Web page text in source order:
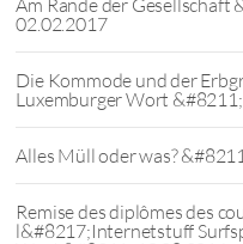
Am Rande der Gesellschaft
02.02.2017
Die Kommode und der
Luxemburger Wort
Alles Müll oder was?
Remise des diplômes des
l&#8217;Internetstuff